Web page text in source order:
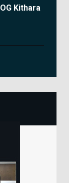
Kithara